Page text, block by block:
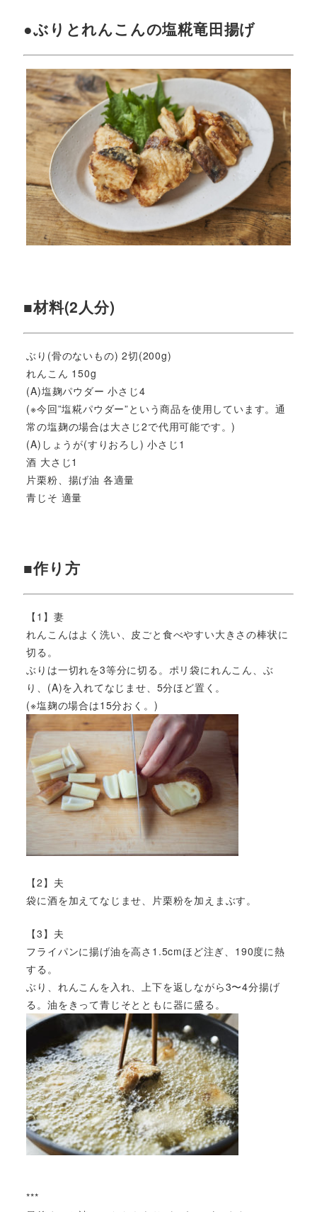
●ぶりとれんこんの塩糀竜田揚げ
■材料(2人分)
ぶり(骨のないもの) 2切(200g)
れんこん 150g
(A)塩麹パウダー 小さじ4
(※今回”塩糀パウダー”という商品を使用しています。通
常の塩麹の場合は大さじ2で代用可能です。)
(A)しょうが(すりおろし) 小さじ1
酒 大さじ1
片栗粉、揚げ油 各適量
青じそ 適量
■作り方
【1】妻
れんこんはよく洗い、皮ごと食べやすい大きさの棒状に
切る。
ぶりは一切れを3等分に切る。ポリ袋にれんこん、ぶ
り、(A)を入れてなじませ、5分ほど置く。
(※塩麹の場合は15分おく。)
【2】夫
袋に酒を加えてなじませ、片栗粉を加えまぶす。
【3】夫
フライパンに揚げ油を高さ1.5cmほど注ぎ、190度に熱
する。
ぶり、れんこんを入れ、上下を返しながら3〜4分揚げ
る。油をきって青じそとともに器に盛る。
***